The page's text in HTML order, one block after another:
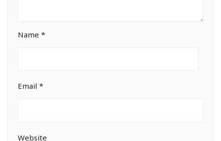
Name *
Email *
Website